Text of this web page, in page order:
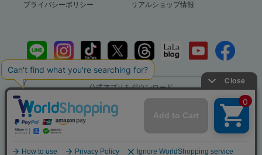
プライバシーポリシー リアルショップ情報
公式アプリをダウンロード
送料799円（沖縄、離島を除く）12,000円以上で送料無料